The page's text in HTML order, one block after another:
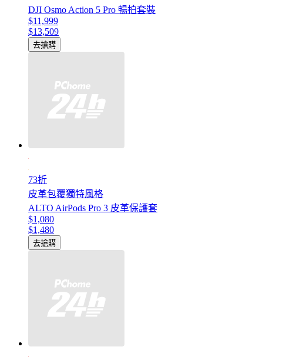
DJI Osmo Action 5 Pro 暢拍套裝
$11,999
$13,509
去搶購
73折
皮革包覆獨特風格
ALTO AirPods Pro 3 皮革保護套
$1,080
$1,480
去搶購